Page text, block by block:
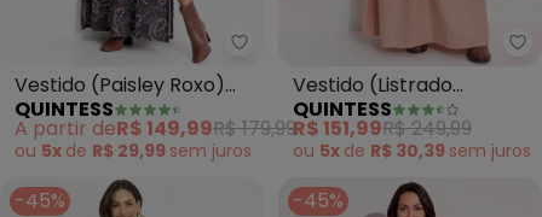
Quintess - Vestido (Paisley
Vestido (Paisley Roxo)
em Malha Fria
QUINTESS
A partir deR$ 149,99R$ 179,99
ou 5x de R$ 29,99 sem juros
Vestido (Listrado
Mostarda) em Algodão
QUINTESS
R$ 151,99R$ 249,99
ou 5x de R$ 30,39 sem juros
-45% -45%